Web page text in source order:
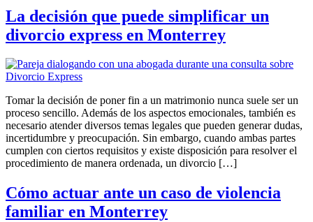
La decisión que puede simplificar un
divorcio express en Monterrey
Tomar la decisión de poner fin a un matrimonio nunca suele ser un
proceso sencillo. Además de los aspectos emocionales, también es
necesario atender diversos temas legales que pueden generar dudas,
incertidumbre y preocupación. Sin embargo, cuando ambas partes
cumplen con ciertos requisitos y existe disposición para resolver el
procedimiento de manera ordenada, un divorcio […]
Cómo actuar ante un caso de violencia
familiar en Monterrey